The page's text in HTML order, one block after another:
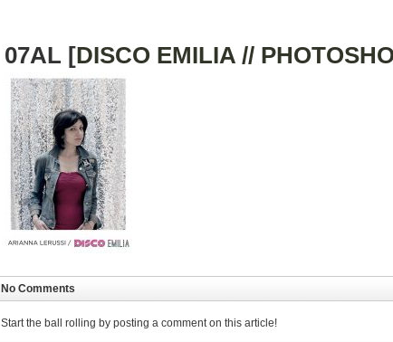
07AL [DISCO EMILIA //
No Comments
Start the ball rolling by posting a comment on this article!